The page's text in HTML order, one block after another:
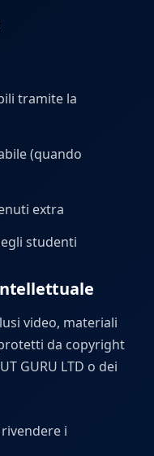
tramite la
(quando
extra
studenti
video, materiali
da copyright
GURU LTD o dei
i